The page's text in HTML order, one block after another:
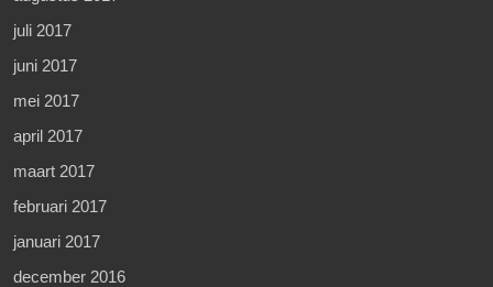
juli 2017
juni 2017
mei 2017
april 2017
maart 2017
februari 2017
januari 2017
december 2016